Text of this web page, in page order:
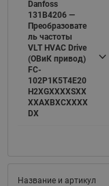
Danfoss
131B4206 —
Преобразовате
ль частоты
VLT HVAC Drive
(ОВиК привод)
FC-
102P1K5T4E20
H2XGXXXXSXX
XXAXBXCXXXX
DX